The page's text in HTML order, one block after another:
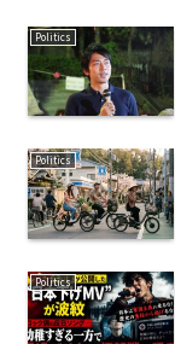
Politics
Politics
Politics